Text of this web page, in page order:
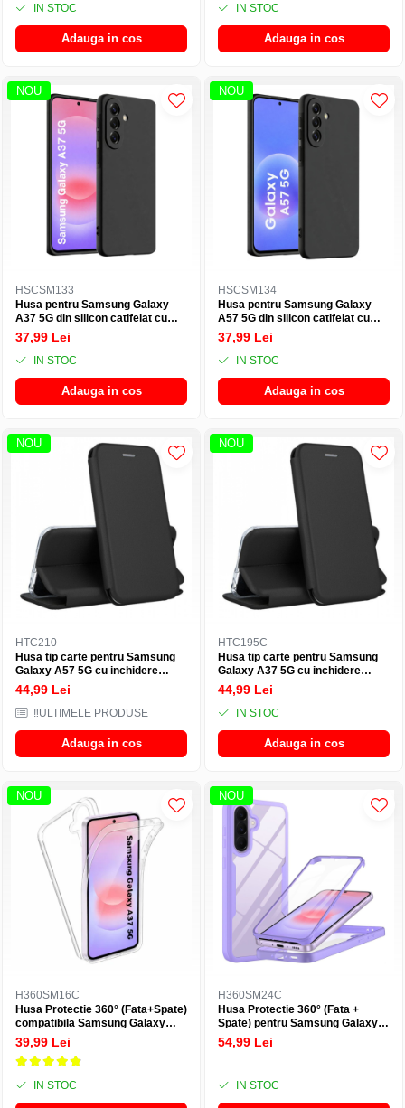
IN STOC
Adauga in cos
IN STOC
Adauga in cos
NOU
HSCSM133
Husa pentru Samsung Galaxy
A37 5G din silicon catifelat cu
interior din microfibra si protectie
la camere - Negru
37,99 Lei
IN STOC
Adauga in cos
NOU
HSCSM134
Husa pentru Samsung Galaxy
A57 5G din silicon catifelat cu
interior din microfibra si protectie
la camere - Negru
37,99 Lei
IN STOC
Adauga in cos
NOU
HTC210
Husa tip carte pentru Samsung
Galaxy A57 5G cu inchidere
magnetica, Rezistenta la socuri,
Functie de suport, Protectie
completa (fata+spate) - Negru
44,99 Lei
‼️ULTIMELE PRODUSE
Adauga in cos
NOU
HTC195C
Husa tip carte pentru Samsung
Galaxy A37 5G cu inchidere
magnetica, Rezistenta la socuri,
Functie de suport, Protectie
completa (fata+spate) - Negru
44,99 Lei
IN STOC
Adauga in cos
NOU
H360SM16C
Husa Protectie 360° (Fata+Spate)
compatibila Samsung Galaxy
A37 5G, Transparanta, Protectie
Completa
39,99 Lei
IN STOC
NOU
H360SM24C
Husa Protectie 360° (Fata +
Spate) pentru Samsung Galaxy
A37 5G, Transparenta cu Margini
Mov - Protectie Completa
54,99 Lei
IN STOC